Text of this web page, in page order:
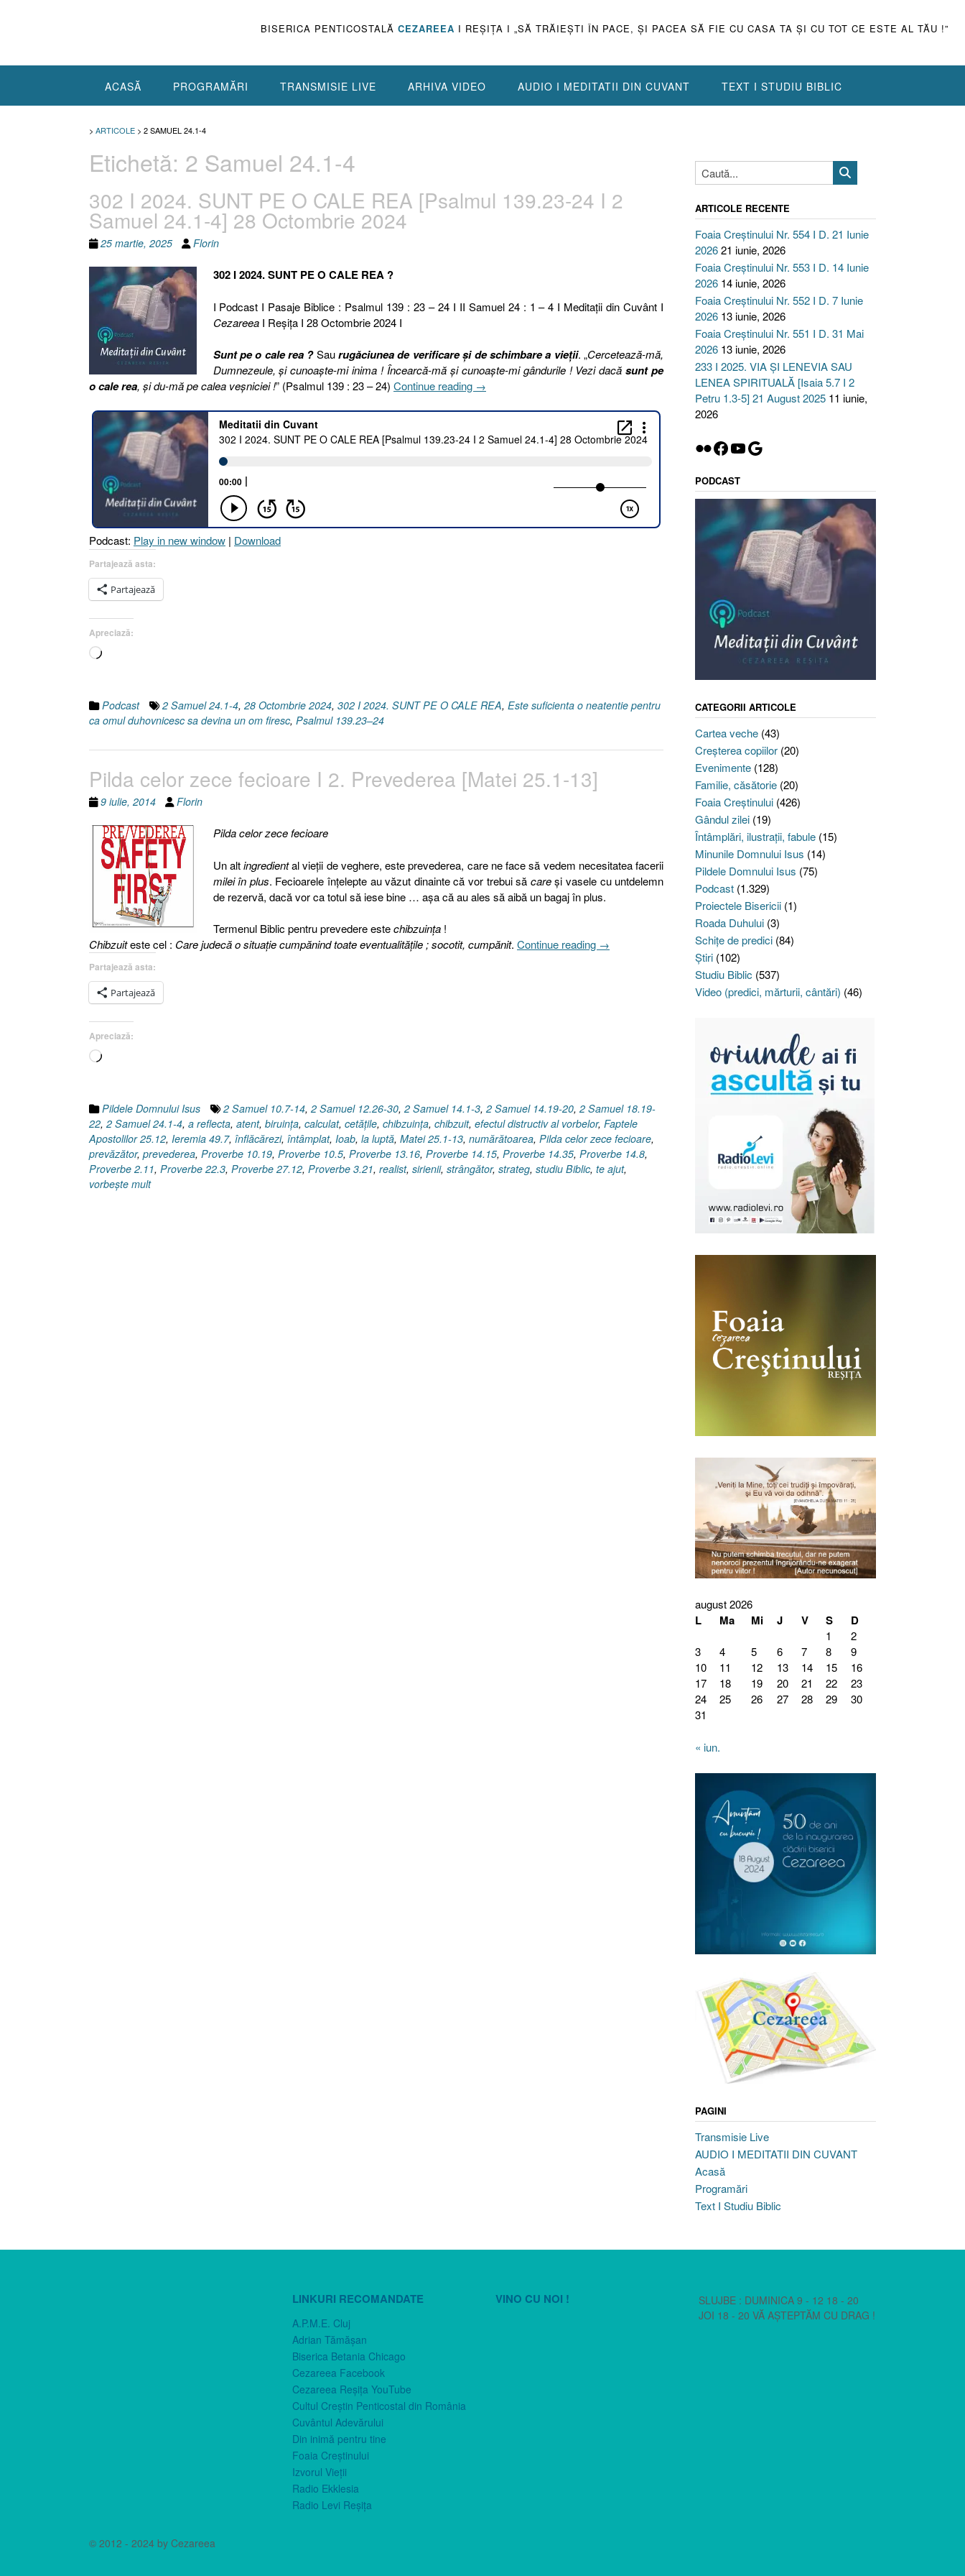
BISERICA PENTICOSTALĂ CEZAREEA I REŞIŢA I „SĂ TRĂIEŞTI ÎN PACE, ŞI PACEA SĂ FIE CU CASA TA ŞI CU TOT CE ESTE AL TĂU !”
ACASĂ PROGRAMĂRI TRANSMISIE LIVE ARHIVA VIDEO AUDIO I MEDITATII DIN CUVANT TEXT I STUDIU BIBLIC
> ARTICOLE > 2 SAMUEL 24.1-4
Etichetă: 2 Samuel 24.1-4
302 I 2024. SUNT PE O CALE REA [Psalmul 139.23-24 I 2
Samuel 24.1-4] 28 Octombrie 2024
25 martie, 2025 Florin
302 I 2024. SUNT PE O CALE REA ?
I Podcast I Pasaje Biblice : Psalmul 139 : 23 – 24 I II Samuel 24 : 1 – 4 I Meditaţii din Cuvânt I
CezareeaI Reşiţa I 28 Octombrie 2024 I
Sunt pe o cale rea ?Saurugăciunea de verificare și de schimbare a vieții. „Cercetează-mă,
Dumnezeule, şi cunoaşte-mi inima ! Încearcă-mă şi cunoaşte-mi gândurile ! Vezi dacăsunt pe
o cale rea, şi du-mă pe calea veşniciei !” (Psalmul 139 : 23 – 24) Continue reading „302
2024.
SUNT
PE
139.23-
→
Podcast: Play in new window | Download
Partajează asta:
Partajează
Apreciază:
Încarc...
Podcast 2 Samuel 24.1-4, 28 Octombrie 2024, 302 I 2024. SUNT PE O CALE REA, Este suficienta o neatentie pentru
ca omul duhovnicesc sa devina un om firesc, Psalmul 139.23–24
Pilda celor zece fecioare I 2. Prevederea [Matei 25.1-13]
9 iulie, 2014 Florin
Pilda celor zece fecioare
Un altingrediental vieţii de veghere, este prevederea, care ne face să vedem necesitatea facerii
milei în plus. Fecioarele înţelepte au văzut dinainte că vor trebui să careşi vasele cu untdelemn
de rezervă, dacă vor ca totul să iese bine … aşa că au ales să aibă un bagaj în plus.
Termenul Biblic pentru prevedere estechibzuinţa!
Chibzuiteste cel : Care judecă o situaţie cumpănind toate eventualităţile ; socotit, cumpănit. Continue reading „Pilda
→
Partajează asta:
Partajează
Apreciază:
Încarc...
Pildele Domnului Isus 2 Samuel 10.7-14, 2 Samuel 12.26-30, 2 Samuel 14.1-3, 2 Samuel 14.19-20, 2 Samuel 18.19-
22, 2 Samuel 24.1-4, a reflecta, atent, biruinţa, calculat, cetăţile, chibzuinţa, chibzuit, efectul distructiv al vorbelor, Faptele
Apostolilor 25.12, Ieremia 49.7, înflăcărezi, întâmplat, Ioab, la luptă, Matei 25.1-13, numărătoarea, Pilda celor zece fecioare,
prevăzător, prevederea, Proverbe 10.19, Proverbe 10.5, Proverbe 13.16, Proverbe 14.15, Proverbe 14.35, Proverbe 14.8,
Proverbe 2.11, Proverbe 22.3, Proverbe 27.12, Proverbe 3.21, realist, sirienii, strângător, strateg, studiu Biblic, te ajut,
vorbeşte mult
ARTICOLE RECENTE
Foaia Creștinului Nr. 554 I D. 21 Iunie
202621 iunie, 2026
Foaia Creștinului Nr. 553 I D. 14 Iunie
2026 14 iunie, 2026
Foaia Creștinului Nr. 552 I D. 7 Iunie
2026 13 iunie, 2026
Foaia Creștinului Nr. 551 I D. 31 Mai
2026 13 iunie, 2026
233 I 2025. VIA ȘI LENEVIA SAU
LENEA SPIRITUALĂ [Isaia 5.7 I 2
Petru 1.3-5] 21 August 2025 11 iunie,
2026
Flickr
Facebook
YouTube
Google
PODCAST
CATEGORII ARTICOLE
Cartea veche(43)
Creşterea copiilor(20)
Evenimente(128)
Familie, căsătorie(20)
Foaia Creştinului(426)
Gândul zilei(19)
Întâmplări, ilustraţii, fabule(15)
Minunile Domnului Isus (14)
Pildele Domnului Isus (75)
Podcast(1.329)
Proiectele Bisericii(1)
Roada Duhului(3)
Schiţe de predici(84)
Ştiri(102)
Studiu Biblic (537)
Video (predici, mărturii, cântări) (46)
august 2026
L Ma Mi J V S D
1
2
3
4 5 6 7 8
9
10
11 12 13 14 15
16
17
18 19 20 21 22
23
24
25 26 27 28 29
30
31
« iun.
PAGINI
Transmisie Live
AUDIO I MEDITATII DIN CUVANT
Acasă
Programări
Text I Studiu Biblic
LINKURI RECOMANDATE
A.P.M.E. Cluj
Adrian Tămăşan
Biserica Betania Chicago
Cezareea Facebook
Cezareea Reşiţa YouTube
Cultul Creştin Penticostal din România
Cuvântul Adevărului
Din inimă pentru tine
Foaia Creştinului
Izvorul Vieţii
Radio Ekklesia
Radio Levi Reşiţa
VINO CU NOI !
SLUJBE : DUMINICA 9 - 12 18 - 20
JOI 18 - 20 VĂ AȘTEPTĂM CU DRAG !
© 2012 - 2024 by Cezareea